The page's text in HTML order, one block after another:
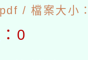
/ 檔案大小
0